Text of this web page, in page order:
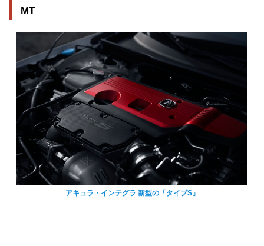
MT
アキュラ・インテグラ 新型の「タイプS」